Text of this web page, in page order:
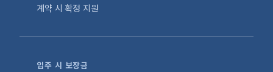
계약 시 확정 지원
입주 시 보장금